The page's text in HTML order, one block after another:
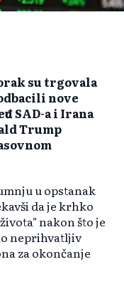
su trgovala
nove
SAD-a i Irana
Trump
u opstanak
da je krhko
nakon što je
neprihvatljiv
za okončanje